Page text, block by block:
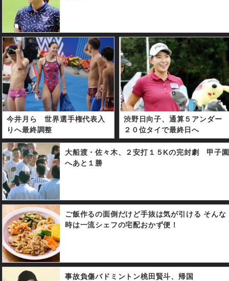
今井月ら 世界選手権代表入
りへ最終調整
渋野日向子、通算５アンダー
２０位タイで最終日へ
大船渡・佐々木、２安打１５Kの完封劇 甲子園
へあと１勝
ご飯作るの面倒だけど手抜は気が引ける そんな
時は一流シェフの宅配おかず便！
事故負傷バドミントン桃田賢斗、帰国